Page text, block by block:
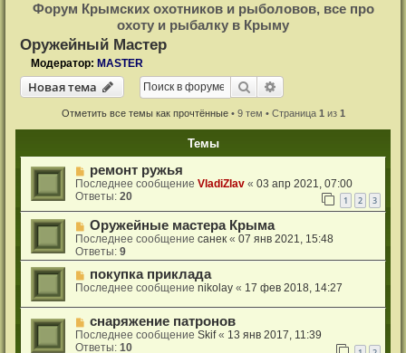
с
т
ц
и
Форум Крымских охотников и рыболовов, все про
охоту и рыбалку в Крыму
Оружейный Мастер
Модератор: MASTER
Новая тема
Новаятема Поиск
Отметить все темы как прочтённые• 9 тем • Страница 1 из 1
Темы
ремонт ружья
Последнее сообщениеVladiZlav «03 апр 2021, 07:00
Ответы:20 1 2 3
Оружейные мастера Крыма
Последнее сообщениесанек «07 янв 2021, 15:48
Ответы:9
покупка приклада
Последнее сообщениеnikolay « 17 фев 2018, 14:27
снаряжение патронов
Последнее сообщениеSkif« 13 янв 2017, 11:39
Ответы:10